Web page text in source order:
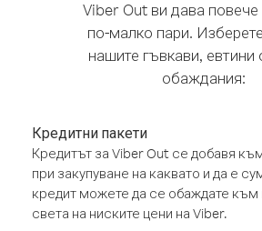
Viber Out ви дава
по-малко пари.
нашите гъвкави, евтини
обаждания:
Кредитни пакети
Кредитът за Viber Out се добавя
при закупуване на каквато и да е
кредит можете да се обаждате към
света на ниските цени на Viber.